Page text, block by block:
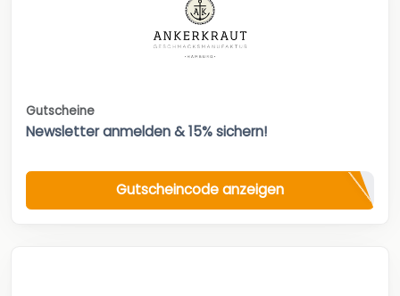
Gutscheine
Newsletter anmelden & 15% sichern!
Gutscheincode anzeigen